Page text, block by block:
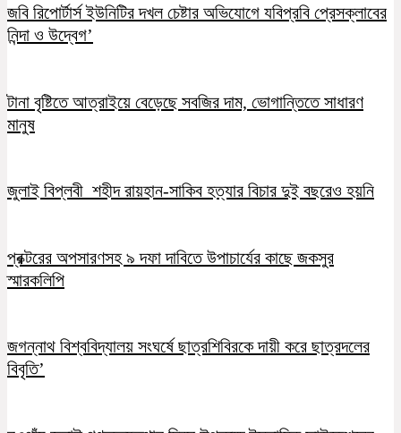
জবি রিপোর্টার্স ইউনিটির দখল চেষ্টার অভিযোগে যবিপ্রবি প্রেসক্লাবের
নিন্দা ও উদ্বেগ’
টানা বৃষ্টিতে আত্রাইয়ে বেড়েছে সবজির দাম, ভোগান্তিতে সাধারণ
মানুষ
জুলাই বিপ্লবী শহীদ রায়হান-সাকিব হত্যার বিচার দুই বছরেও হয়নি
প্রক্টরের অপসারণসহ ৯ দফা দাবিতে উপাচার্যের কাছে জকসুর
স্মারকলিপি
জগন্নাথ বিশ্ববিদ্যালয় সংঘর্ষে ছাত্রশিবিরকে দায়ী করে ছাত্রদলের
বিবৃতি’